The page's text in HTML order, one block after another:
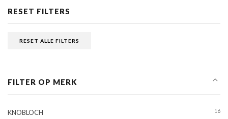
RESET FILTERS
RESET ALLE FILTERS
FILTER OP MERK
KNOBLOCH 16